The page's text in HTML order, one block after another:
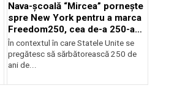
Nava-școală “Mircea” pornește
spre New York pentru a marca
Freedom250, cea de-a 250-a
aniversare a Statelor Unite
În contextul în care Statele Unite se
pregătesc să sărbătorească 250 de
ani de...